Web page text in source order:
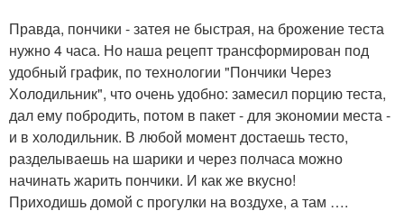
Правда, пончики - затея не быстрая, на брожение теста
нужно 4 часа. Но наша рецепт трансформирован под
удобный график, по технологии "Пончики Через
Холодильник", что очень удобно: замесил порцию теста,
дал ему побродить, потом в пакет - для экономии места -
и в холодильник. В любой момент достаешь тесто,
разделываешь на шарики и через полчаса можно
начинать жарить пончики. И как же вкусно!
Приходишь домой с прогулки на воздухе, а там ….